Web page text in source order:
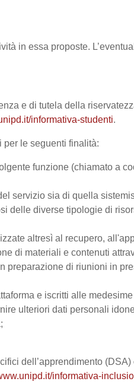
in essa proposte.
e di tutela della
informativa-studenti.
per le seguenti finalità:
funzione (chiamato a
servizio sia di quella
delle diverse tipologie di
altresì al recupero,
di materiali e contenuti
preparazione di riunioni in
e iscritti alle
ulteriori dati personali
dell’apprendimento (DSA)
informativa-